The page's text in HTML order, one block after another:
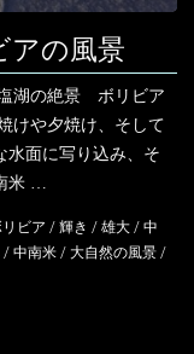
の風景
湖の絶景 ボリビア
けや夕焼け、そして
水面に写り込み、そ
米 …
ビア /輝き /雄大 /中
/中南米 /大自然の風景 /